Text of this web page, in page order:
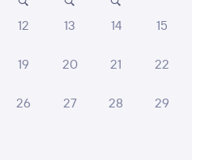
в поезд?
при вводе данных
12 13 14 15
19 20 21 22
26 27 28 29